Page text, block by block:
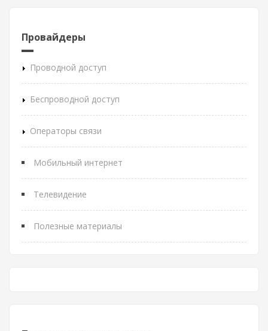
Провайдеры
Проводной доступ
Беспроводной доступ
Операторы связи
Мобильный интернет
Телевидение
Полезные материалы